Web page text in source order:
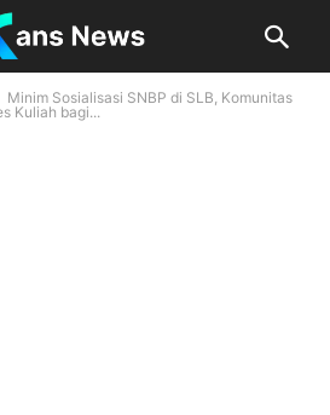
Minim Sosialisasi SNBP di SLB, Komunitas
Kuliah bagi...